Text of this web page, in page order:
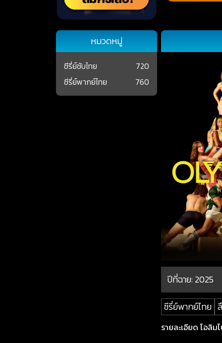
ปีที่ฉาย:2025
ซีรี่ย์พากย์ไทย
รายละเอียด โอลิม
หมวดหมู่
ซีรี่ย์ซับไทย
720
ซีรี่ย์พากย์ไทย
760